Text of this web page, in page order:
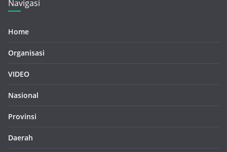
Navigasi
Home
Organisasi
VIDEO
Nasional
Provinsi
Daerah